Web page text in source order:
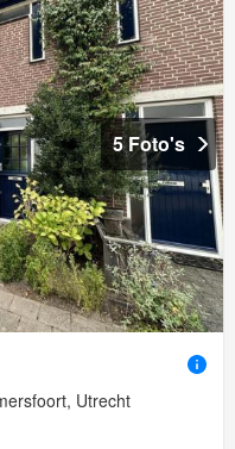
5 Foto's
Utrecht